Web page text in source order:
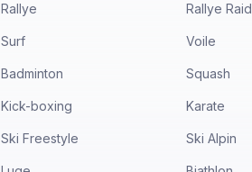
Rallye Rallye Raid
Surf Voile
Badminton Squash
Kick-boxing Karate
Ski Freestyle Ski Alpin